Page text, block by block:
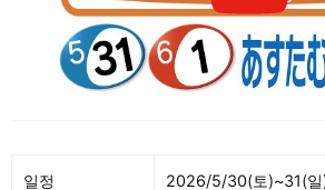
일정 2026/5/30(토)~31(일